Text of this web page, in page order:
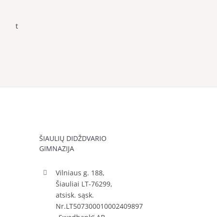
t
ŠIAULIŲ DIDŽDVARIO
GIMNAZIJA
Vilniaus g. 188,
Šiauliai LT-76299,
atsisk. sąsk.
Nr.LT507300010002409897